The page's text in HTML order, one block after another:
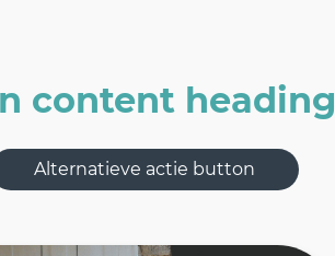
content heading
Alternatieve actie button